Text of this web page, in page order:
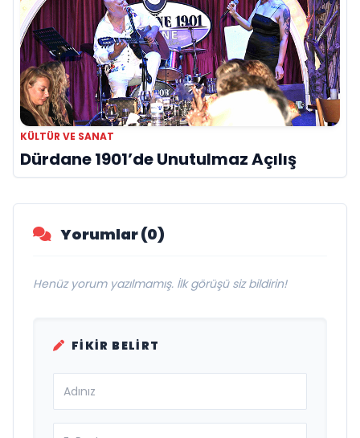
KÜLTÜR VE SANAT
Dürdane 1901’de Unutulmaz Açılış
Yorumlar (0)
Henüz yorum yazılmamış. İlk görüşü siz bildirin!
FIKIR BELIRT